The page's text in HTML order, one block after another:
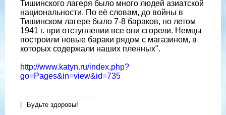
Тишинского лагеря было много людей азиатской
национальности. По её словам, до войны в
Тишинском лагере было 7-8 бараков, но летом
1941 г. при отступлении все они сгорели. Немцы
построили новые бараки рядом с магазином, в
которых содержали наших пленных".
http://www.katyn.ru/index.php?
go=Pages&in=view&id=735
Будьте здоровы!